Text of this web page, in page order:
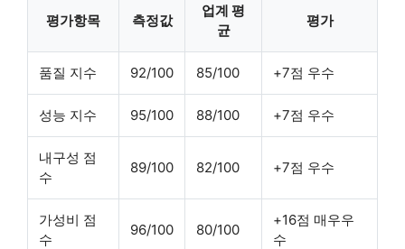
평가항목 측정값
업계 평
균
평가
품질 지수 92/100 85/100 +7점 우수
성능 지수 95/100 88/100 +7점 우수
내구성 점
수
89/100 82/100 +7점 우수
가성비 점
수
96/100 80/100
+16점 매우우
수